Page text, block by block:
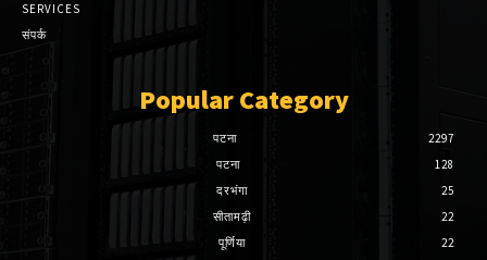
SERVICES
संपर्क
Popular Category
पटना
2297
पटना
128
दरभंगा
25
सीतामढ़ी
22
पूर्णिया
22